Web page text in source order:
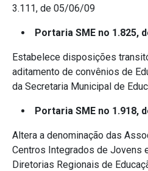
3.111, de 05/06/09
Portaria SME no 1.825,
Estabelece disposições
aditamento de convênios de
da Secretaria Municipal de
Portaria SME no 1.918,
Altera a denominação das
Centros Integrados de Jovens
Diretorias Regionais de